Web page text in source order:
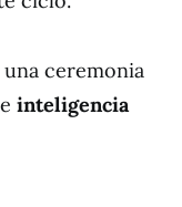
ceremonia
inteligencia